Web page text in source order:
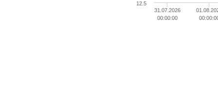
31.07.2026
00:00:00
12.5